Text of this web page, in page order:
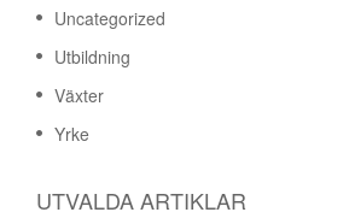
Uncategorized
Utbildning
Växter
Yrke
UTVALDA ARTIKLAR